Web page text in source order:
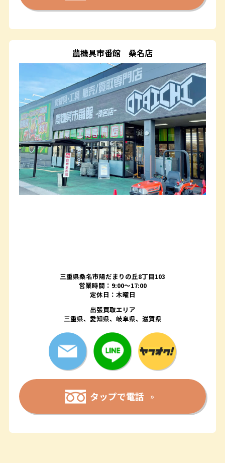
農機具市番館 桑名店
三重県桑名市陽だまりの丘8丁目103
営業時間：9:00〜17:00
定休日：木曜日
出張買取エリア
三重県、愛知県、岐阜県、滋賀県
タップで電話